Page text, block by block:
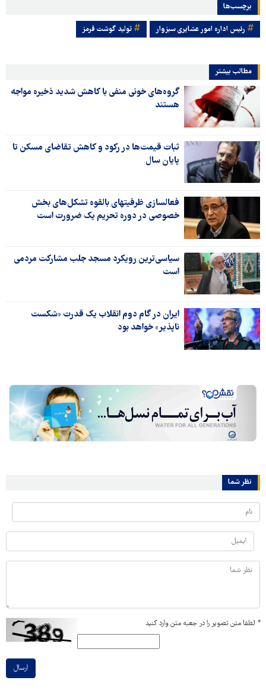
برچسب‌ها
رئیس اداره امور عشایری سبزوار تولید گوشت قرمز
مطالب بیشتر
گروه‌های خونی منفی با کاهش شدید ذخیره مواجه
هستند
ثبات قیمت‌ها در رکود و کاهش تقاضای مسکن تا
پایان سال
فعالسازی ظرفیت‎های بالقوه تشکل‌های بخش
خصوصی در دوره تحریم یک ضرورت است
سیاسی‌ترین رویکرد مسجد جلب مشارکت مردمی
است
ایران در گام دوم انقلاب یک قدرت «شکست
ناپذیر» خواهد بود
نظر شما
* لطفا متن تصویر را در جعبه متن وارد کنید
ارسال